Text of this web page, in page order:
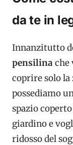
da te in
Innanzitutto
pensilinache
coprire solo la
possediamo
spazio
giardino e
ridosso del